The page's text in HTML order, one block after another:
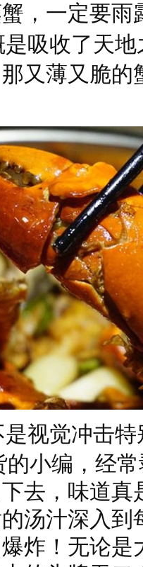
， 一定要雨
吸收了天
那又薄又脆的
视觉冲击
小编， 经
去， 味道真
汤汁深入到
炸！ 无论是